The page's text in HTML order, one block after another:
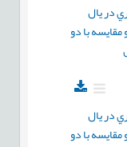
در يال
با دو
در يال
با دو